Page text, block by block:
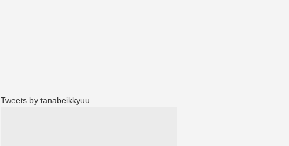
Tweets by tanabeikkyuu